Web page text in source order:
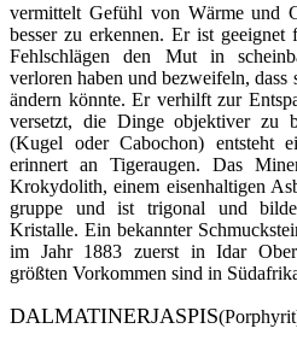
vermittelt Gefühl von Wärme und
besser zu erkennen. Er ist
Fehlschlägen den Mut in
verloren haben und bezweifeln, dass
ändern könnte. Er verhilft zur
versetzt, die Dinge objektiver zu
(Kugel oder Cabochon) entsteht
erinnert an Tige­raugen. Das
Krokydolith, einem eisenhaltigen
gruppe und ist trigonal und
Kristalle. Ein bekannter
im Jahr 1883 zuerst in Idar
größten Vorkommen sind in
DALMATINERJASPIS